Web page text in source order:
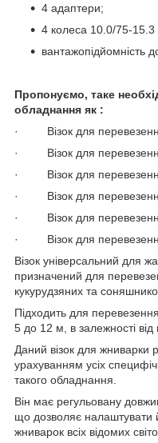
4 адаптери;
4 колеса 10.0/75-
вантажопідйомність
Пропонуємо, таке
обладнання як :
· Візок для
· Візок для
· Візок для
· Візок для
· Візок для
· Візок для
Візок універсальний для
призначений для
кукурудзяних та
Підходить для
5 до 12 м, в залежності від
Даний візок для жниварки
урахуванням усіх
такого обладнання.
Він має регульовану
що дозволяє налаштувати
жниварок всіх відомих